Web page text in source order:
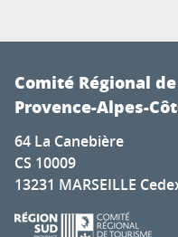
Comité Régional
Provence-Alpes-
64 La Canebière
CS 10009
13231 MARSEILLE